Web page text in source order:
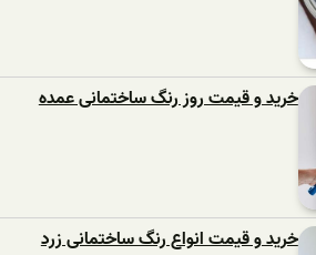
خرید و قیمت روز رنگ ساختمانی عمده
خرید و قیمت انواع رنگ ساختمانی زرد